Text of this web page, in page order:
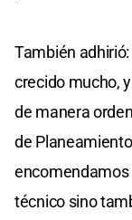
También
crecido mucho,
de manera
de
encomendamos
técnico sino